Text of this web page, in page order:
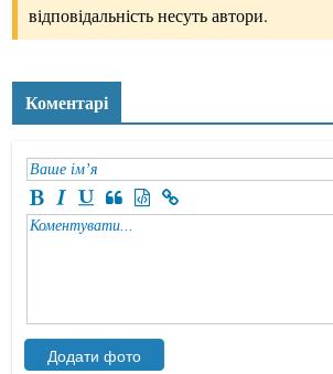
відповідальність несуть автори.
Коментарі